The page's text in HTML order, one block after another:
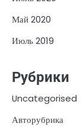
Май 2020
Июль 2019
Рубрики
Uncategorised
Авторубрика